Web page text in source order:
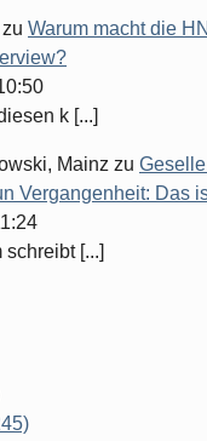
zu Warum macht die
k [...]
Mainz zu
Vergangenheit: Das
[...]